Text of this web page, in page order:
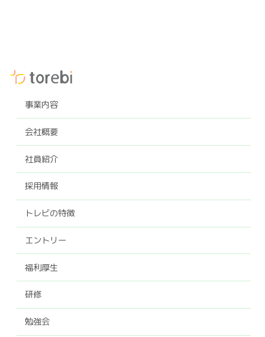
事業内容
会社概要
社員紹介
採用情報
トレビの特徴
エントリー
福利厚生
研修
勉強会